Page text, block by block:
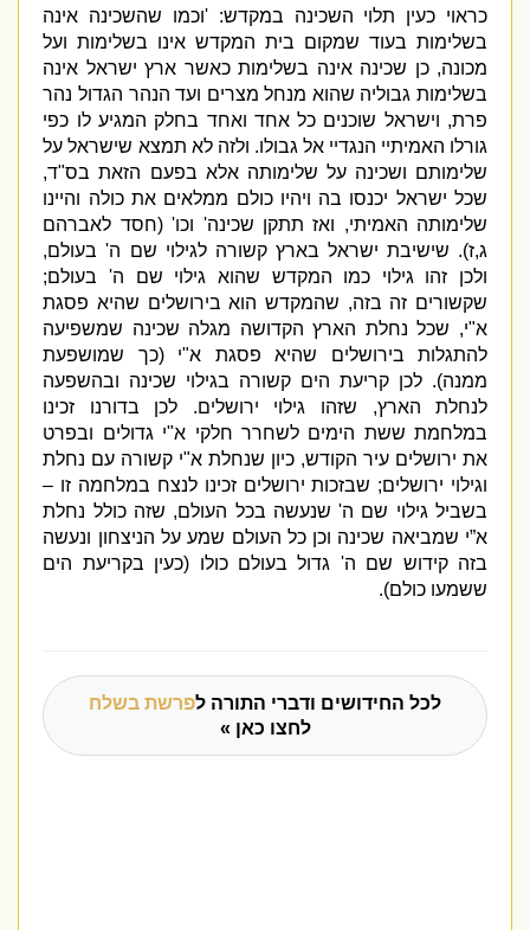
כראוי כעין תלוי השכינה במקדש: 'וכמו שהשכינה אינה
בשלימות בעוד שמקום בית המקדש אינו בשלימות ועל
מכונה,כן שכינה אינה בשלימות כאשר ארץ ישראל אינה
בשלימות גבוליה שהוא מנחל מצרים ועד הנהר הגדול נהר
פרת,וישראל שוכנים כל אחד ואחד בחלק המגיע לו כפי
גורלו האמיתיי הנגדיי אל גבולו.ולזה לא תמצא שישראל על
שלימותם ושכינה על שלימותה אלא בפעם הזאת בס"ד,
שכל ישראל יכנסו בה ויהיו כולם ממלאים את כולה והיינו
שלימותה האמיתי,ואז תתקן שכינה'וכו ' (חסד לאברהם
).שישיבת ישראל בארץ קשורה לגילוי שם ה 'בעולם,
ולכן זהו גילוי כמו המקדש שהוא גילוי שם ה
'בעולם;
שקשורים זה בזה,שהמקדש הוא בירושלים שהיא פסגת
"י,שכל נחלת הארץ הקדושה מגלה שכינה שמשפיעה
להתגלות בירושלים שהיא פסגת א
"י(
כך שמושפעת
ממנה).לכן קריעת הים קשורה בגילוי שכינה ובהשפעה
לנחלת הארץ,שזהו גילוי ירושלים.לכן בדורנו זכינו
במלחמת ששת הימים לשחרר חלקי א "י גדולים ובפרט
את ירושלים עיר הקודש,כיון שנחלת א"י קשורה עם נחלת
וגילוי ירושלים;שבזכות ירושלים זכינו לנצח במלחמה זו –
בשביל גילוי שם ה 'שנעשה בכל העולם,שזה כולל נחלת
א”י שמביאה שכינה וכן כל העולם שמע על הניצחון ונעשה
בזה קידוש שם ה 'גדול בעולם כולו(כעין בקריעת הים
ששמעו כולם).
לכל החידושים ודברי התורה לפרשת בשלח
לחצו כאן »